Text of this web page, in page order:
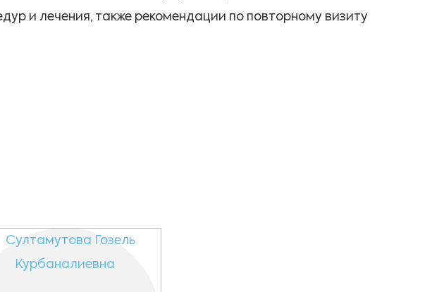
и лечения, также рекомендации по повторному визиту